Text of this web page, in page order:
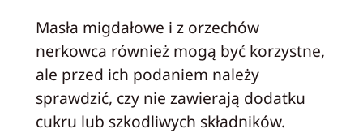
Masła migdałowe i z orzechów
nerkowca również mogą być korzystne,
ale przed ich podaniem należy
sprawdzić, czy nie zawierają dodatku
cukru lub szkodliwych składników.